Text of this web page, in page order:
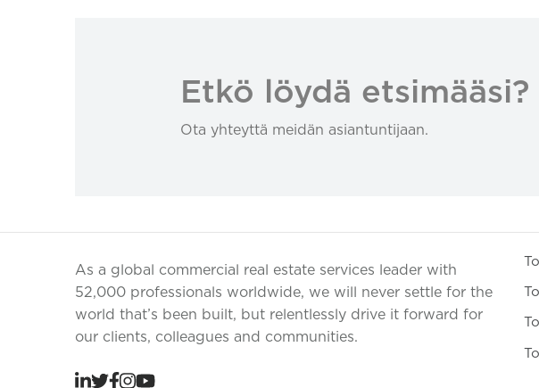
Etkö löydä etsimääsi?
Ota yhteyttä meidän asiantuntijaan.
As a global commercial real estate services leader with
52,000 professionals worldwide, we will never settle for the
world that’s been built, but relentlessly drive it forward for
our clients, colleagues and communities.